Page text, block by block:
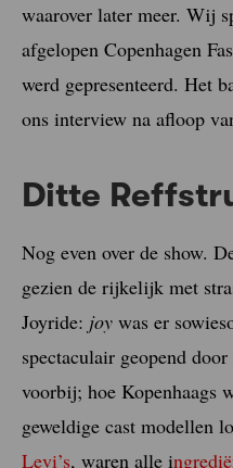
waarover later meer. Wij
afgelopen Copenhagen
werd gepresenteerd. Het
ons interview na afloop
Ditte
Nog even over de show.
gezien de rijkelijk met
Joyride: joy was er
spectaculair geopend
voorbij; hoe Kopenhaags
geweldige cast modellen
Levi’s, waren alle i